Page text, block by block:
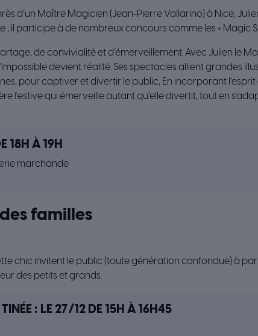
d’un Maître Magicien (Jean-Pierre Vallarino) à Nice,
; il participe à de nombreux concours comme les « Magic
de convivialité et d’émerveillement. Avec Julien le
devient réalité. Ses spectacles allient grandes
pour captiver et divertir le public, En incorporant l’esprit
festive qui émerveille autant qu’elle divertit, tout en
18H À 19H
marchande
familles
chic invitent le public (toute génération confondue) à
des petits et grands.
: LE 27/12 DE 15H À 16H45